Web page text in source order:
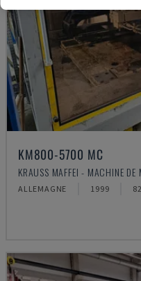
KM800-5700 MC
KRAUSS MAFFEI - MACHINE
ALLEMAGNE 1999